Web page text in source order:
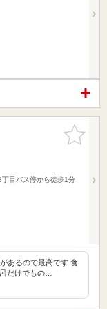
お気に入
りに追加
目バス停から徒歩1分
あるので最高です 食
だけでもの…